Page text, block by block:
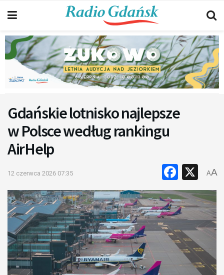
Gdańskie lotnisko najlepsze
w Polsce według rankingu
AirHelp
12 czerwca 2026 07:35 X
AA